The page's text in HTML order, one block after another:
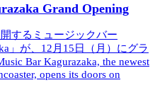
Grand Opening
するミュージックバー
」が、12月15日（月）にグラ
Bar Kagurazaka, the newest
opens its doors on